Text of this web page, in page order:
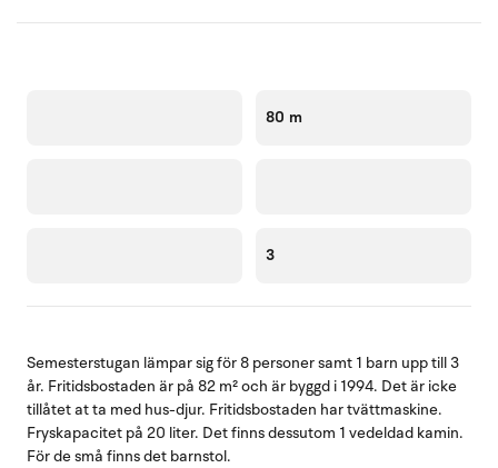
80 m
3
Semesterstugan lämpar sig för 8 personer samt 1 barn upp till 3
år. Fritidsbostaden är på 82 m² och är byggd i 1994. Det är icke
tillåtet at ta med hus-djur. Fritidsbostaden har tvättmaskine.
Fryskapacitet på 20 liter. Det finns dessutom 1 vedeldad kamin.
För de små finns det barnstol.